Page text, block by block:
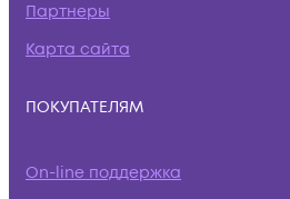
Партнеры
Карта сайта
ПОКУПАТЕЛЯМ
On-line поддержка